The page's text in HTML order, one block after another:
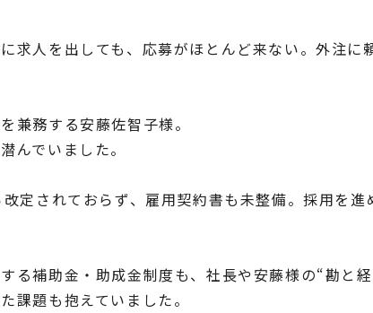
求人を出しても、応募がほとんど来ない。外注
兼務する安藤佐智子様。
んでいました。
改定されておらず、雇用契約書も未整備。採用を
る補助金・助成金制度も、社長や安藤様の“勘と
課題も抱えていました。